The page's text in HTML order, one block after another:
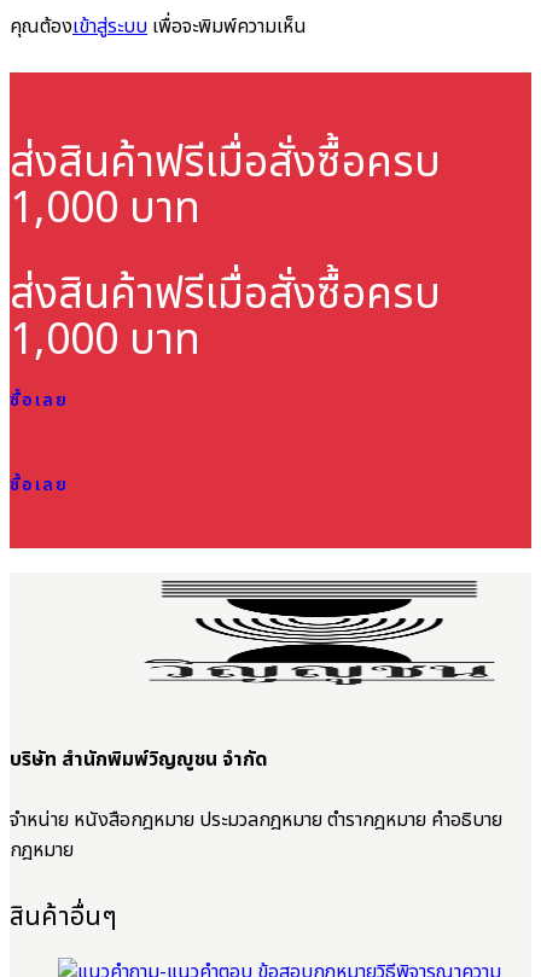
คุณต้องเข้าสู่ระบบ เพื่อจะพิมพ์ความเห็น
ส่งสินค้าฟรีเมื่อสั่งซื้อครบ
1,000 บาท
ส่งสินค้าฟรีเมื่อสั่งซื้อครบ
1,000 บาท
ซื้อเลย
ซื้อเลย
บริษัท สำนักพิมพ์วิญญูชน จำกัด
จำหน่าย หนังสือกฎหมาย ประมวลกฎหมาย ตำรากฎหมาย คำอธิบาย
กฎหมาย
สินค้าอื่นๆ